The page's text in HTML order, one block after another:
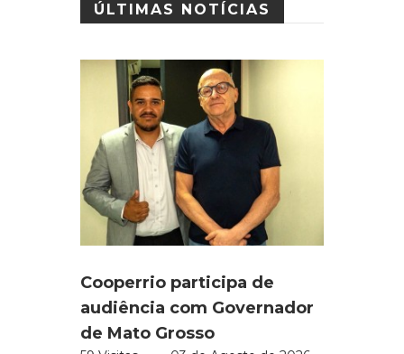
ÚLTIMAS NOTÍCIAS
Cooperrio participa de
audiência com Governador
de Mato Grosso